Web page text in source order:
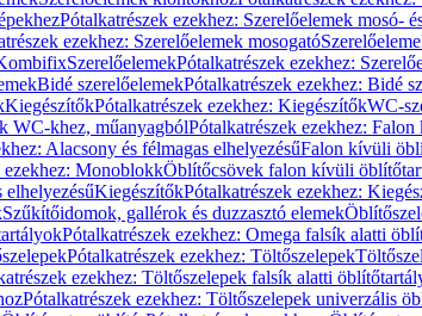
Pótalkatrészek ezekhez: Szerelőelemek mosó-
ezekhez: Szerelőelemek mosogató
SzerelőelemekPótalkatrészek ezekhez:
Bidé szerelőelemekPótalkatrészek ezekhez: Bidé
KiegészítőkPótalkatrészek ezekhez: KiegészítőkWC-
WC-khez, műanyagbólPótalkatrészek ezekhez:
Alacsony és félmagas elhelyezésűFalon kívüli
ezekhez: MonoblokkÖblítőcsövek falon kívüli
elhelyezésűKiegészítőkPótalkatrészek ezekhez:
Szűkítőidomok, gallérok és duzzasztó elemek
Pótalkatrészek ezekhez: Omega falsík alatti
Pótalkatrészek ezekhez: Töltőszelepek
ezekhez: Töltőszelepek falsík alatti
Pótalkatrészek ezekhez: Töltőszelepek univerzális